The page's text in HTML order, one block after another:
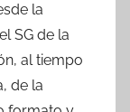
la
SG de la
al tiempo
de la